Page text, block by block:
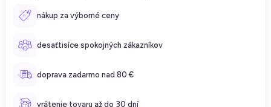
nákup za výborné ceny
desaťtisíce spokojných zákazníkov
doprava zadarmo nad 80 €
vrátenie tovaru až do 30 dní